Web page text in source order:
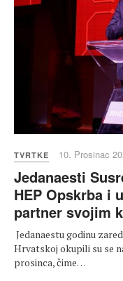
TVRTKE 10. Prosinac
Jedanaesti
HEP Opskrba i
partner svojim
Jedanaestu godinu
Hrvatskoj okupili su se
prosinca, čime…